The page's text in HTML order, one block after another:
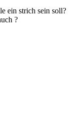
ein strich sein soll?
?